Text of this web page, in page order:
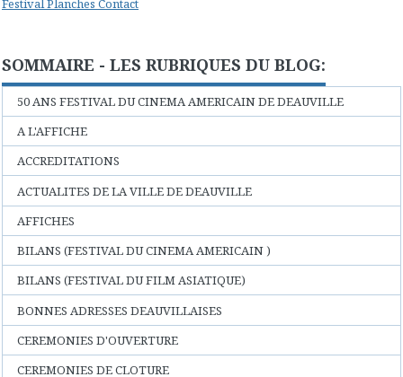
Festival Planches Contact
SOMMAIRE - LES RUBRIQUES DU BLOG:
50 ANS FESTIVAL DU CINEMA AMERICAIN DE DEAUVILLE
A L'AFFICHE
ACCREDITATIONS
ACTUALITES DE LA VILLE DE DEAUVILLE
AFFICHES
BILANS (FESTIVAL DU CINEMA AMERICAIN )
BILANS (FESTIVAL DU FILM ASIATIQUE)
BONNES ADRESSES DEAUVILLAISES
CEREMONIES D'OUVERTURE
CEREMONIES DE CLOTURE